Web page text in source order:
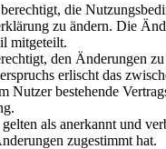
die
zu ändern. Die
mitgeteilt.
den Änderungen
erlischt das
Nutzer bestehende
als anerkannt und
zugestimmt hat.